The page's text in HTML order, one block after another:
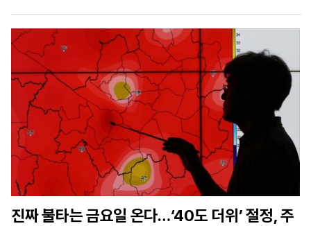
기
독
기
시
개
켓
파
워
운
세
학
동
골
프
진짜 불타는 금요일 온다…‘40도 더위’ 절정, 주